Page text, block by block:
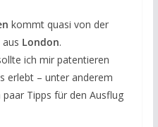
kommt quasi von der
London.
ich mir patentieren
erlebt – unter anderem
Tipps für den Ausflug